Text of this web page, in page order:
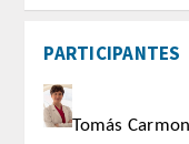
AFINES A LA
HUMANIDADES Y
MEDICO-
PARTICIPANTES
Tomás